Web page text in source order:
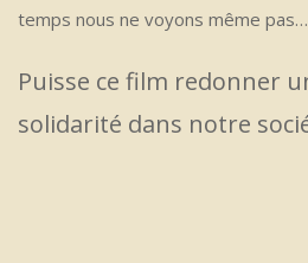
temps nous ne voyons même pas…
Puisse ce film redonner
solidarité dans notre